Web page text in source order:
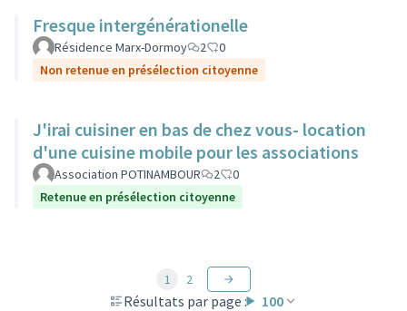
Fresque intergénérationelle
Résidence Marx-Dormoy 2
0
Non retenue en présélection citoyenne
J'irai cuisiner en bas de chez vous- location
d'une cuisine mobile pour les associations
Association POTINAMBOUR 2
0
Retenue en présélection citoyenne
Résultats par page : 100
1 2